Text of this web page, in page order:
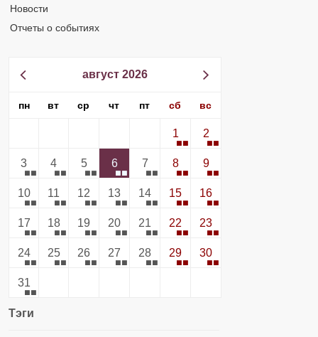
Новости
Отчеты о событиях
август 2026
пн вт ср чт пт сб вс
1 2
3 4 5 6 7 8 9
10 11 12 13 14 15 16
17 18 19 20 21 22 23
24 25 26 27 28 29 30
31
Тэги